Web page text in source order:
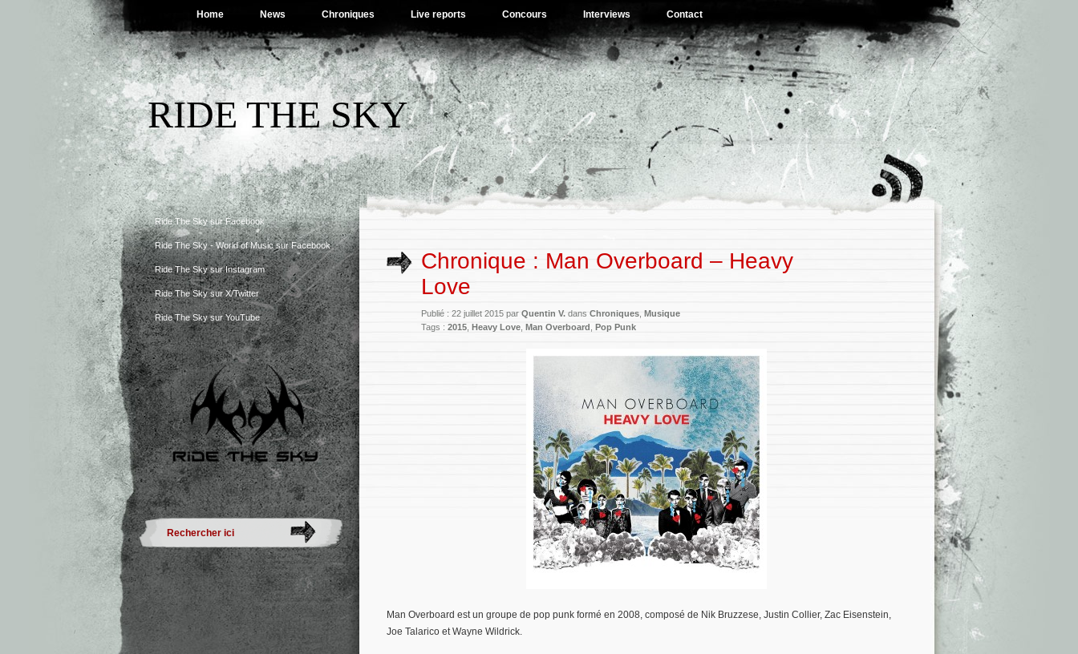
Home News Chroniques Live reports Concours Interviews Contact
RIDE THE SKY
Ride The Sky sur Facebook
Ride The Sky - World of Music sur Facebook
Ride The Sky sur Instagram
Ride The Sky sur X/Twitter
Ride The Sky sur YouTube
Chronique : Man Overboard – Heavy
Love
Publié : 22 juillet 2015 par Quentin V. dans Chroniques Musique
Tags : 2015 Heavy Love Man Overboard Pop Punk
Man Overboard est un groupe de pop punk formé en 2008, composé de Nik Bruzzese, Justin Collier, Zac Eisenstein,
Joe Talarico et Wayne Wildrick.